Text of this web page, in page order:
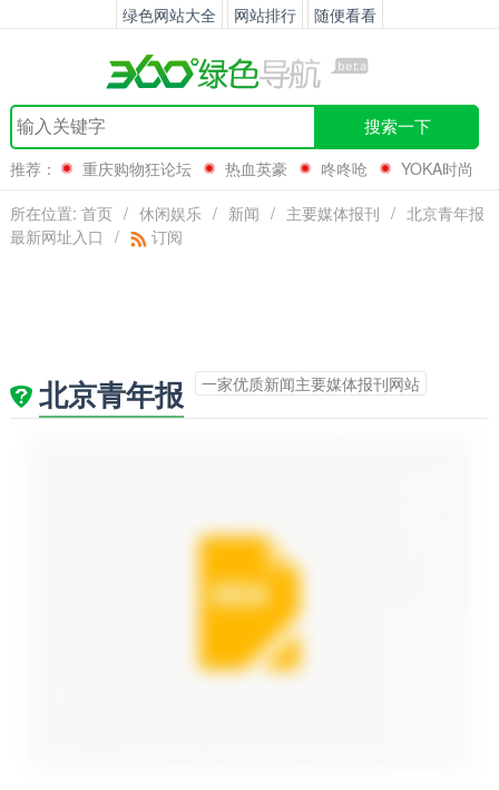
绿色网站大全 网站排行 随便看看
搜索一下
推荐： 重庆购物狂论坛 热血英豪 咚咚呛
YOKA时尚
所在位置: 首页 / 休闲娱乐 / 新闻 / 主要媒体报刊 / 北京青年报
最新网址入口 / 订阅
北京青年报 一家优质新闻主要媒体报刊网站